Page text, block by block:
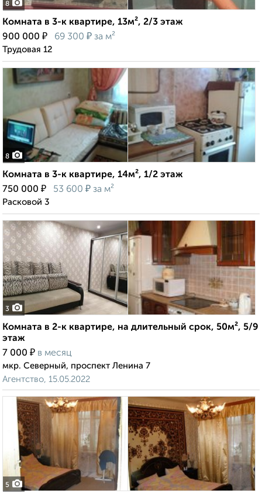
8
Комната в 3-к квартире, 13м², 2/3 этаж
900 000 ₽ 69 300 ₽ за м²
Трудовая 12
8
Комната в 3-к квартире, 14м², 1/2 этаж
750 000 ₽ 53 600 ₽ за м²
Расковой 3
3
Комната в 2-к квартире, на длительный срок, 50м², 5/9
этаж
7 000 ₽ в месяц
мкр. Северный, проспект Ленина 7
Агентство, 15.05.2022
5